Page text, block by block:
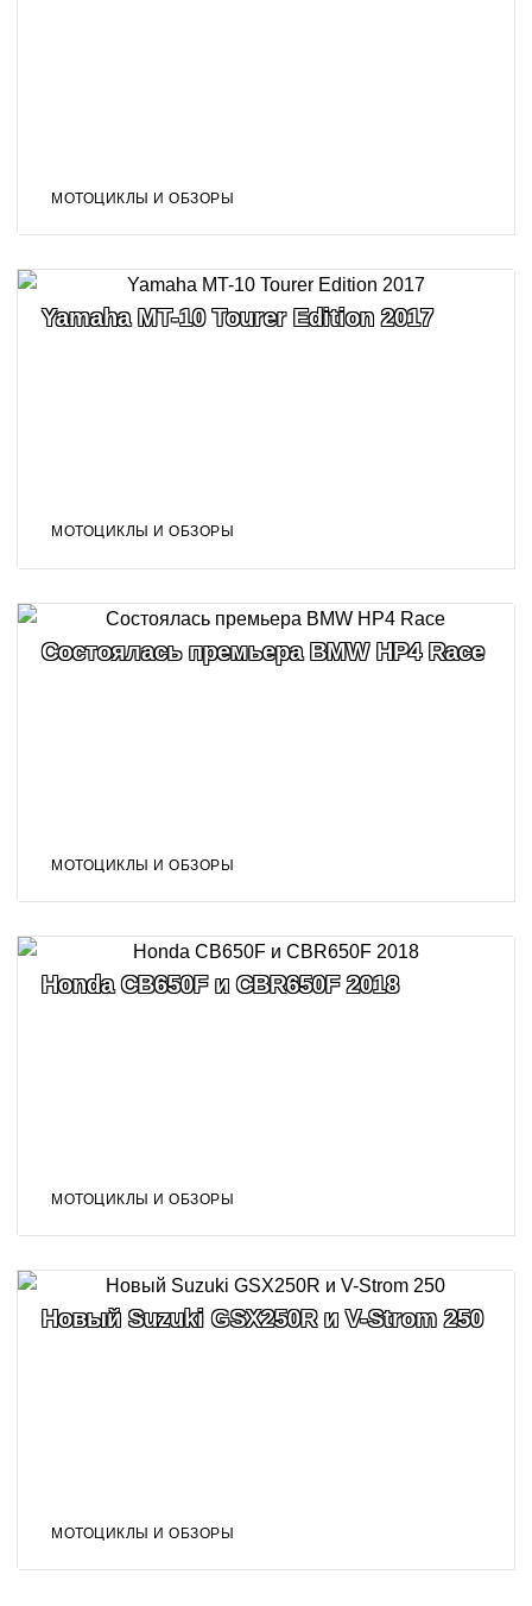
МОТОЦИКЛЫ И ОБЗОРЫ
Yamaha MT-10 Tourer Edition 2017
МОТОЦИКЛЫ И ОБЗОРЫ
Состоялась премьера BMW HP4 Race
МОТОЦИКЛЫ И ОБЗОРЫ
Honda CB650F и CBR650F 2018
МОТОЦИКЛЫ И ОБЗОРЫ
Новый Suzuki GSX250R и V-Strom 250
МОТОЦИКЛЫ И ОБЗОРЫ